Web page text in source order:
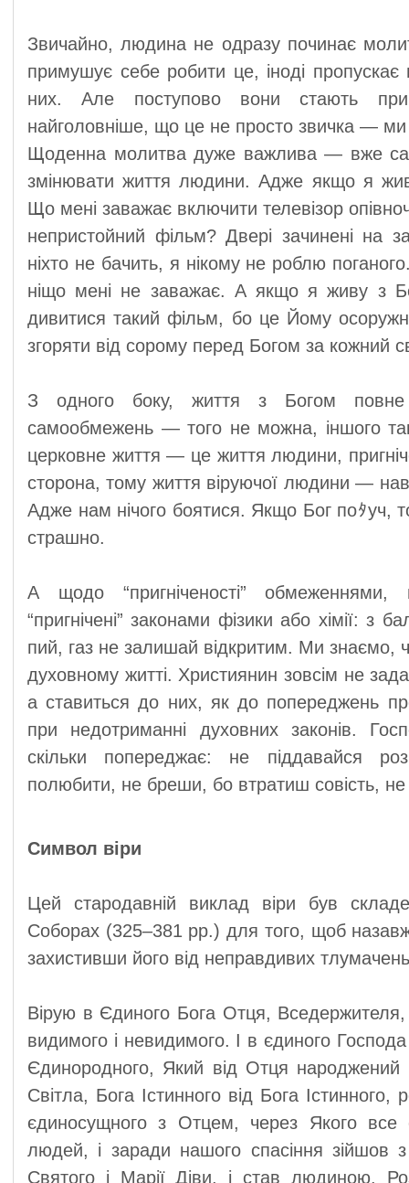
Звичайно, людина не одразу починає
примушує себе робити це, іноді
них. Але поступово вони стають
найголовніше, що це не просто звичка —
Щоденна молитва дуже важлива — вже
змінювати життя людини. Адже якщо я
Що мені заважає включити телевізор
непристойний фільм? Двері зачинені на
ніхто не бачить, я нікому не роблю
ніщо мені не заважає. А якщо я живу з
дивитися такий фільм, бо це Йому
згоряти від сорому перед Богом за кожний
З одного боку, життя з Богом
самообмежень — того не можна, іншого
церковне життя — це життя людини,
сторона, тому життя віруючої людини —
Адже нам нічого боятися. Якщо Бог поﾀуч,
страшно.
А щодо “пригніченості”
“пригнічені” законами фізики або хімії: з
пий, газ не залишай відкритим. Ми знаємо,
духовному житті. Християнин зовсім не
а ставиться до них, як до попереджень
при недотриманні духовних законів.
скільки попереджає: не піддавайся
полюбити, не бреши, бо втратиш совість,
Символ віри
Цей стародавній виклад віри був
Соборах (325–381 рр.) для того, щоб
захистивши його від неправдивих
Вірую в Єдиного Бога Отця, Вседержителя,
видимого і невидимого. І в єдиного
Єдинородного, Який від Отця народжений
Світла, Бога Істинного від Бога
єдиносущного з Отцем, через Якого все
людей, і заради нашого спасіння зійшов
Святого і Марії Діви, і став людиною.